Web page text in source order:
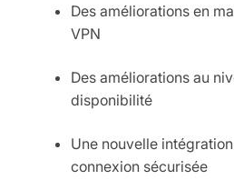
Des améliorations en
VPN
Des améliorations au
disponibilité
Une nouvelle
connexion sécurisée